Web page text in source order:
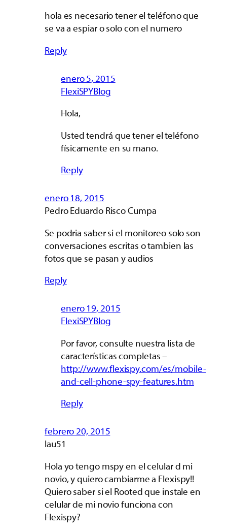
hola es necesario tener el teléfono que
se va a espiar o solo con el numero
Reply
enero 5, 2015
FlexiSPYBlog
Hola,
Usted tendrá que tener el teléfono
físicamente en su mano.
Reply
enero 18, 2015
Pedro Eduardo Risco Cumpa
Se podria saber si el monitoreo solo son
conversaciones escritas o tambien las
fotos que se pasan y audios
Reply
enero 19, 2015
FlexiSPYBlog
Por favor, consulte nuestra lista de
características completas –
http://www.flexispy.com/es/mobile-
and-cell-phone-spy-features.htm
Reply
febrero 20, 2015
lau51
Hola yo tengo mspy en el celular d mi
novio, y quiero cambiarme a Flexispy!!
Quiero saber si el Rooted que instale en
celular de mi novio funciona con
Flexispy?